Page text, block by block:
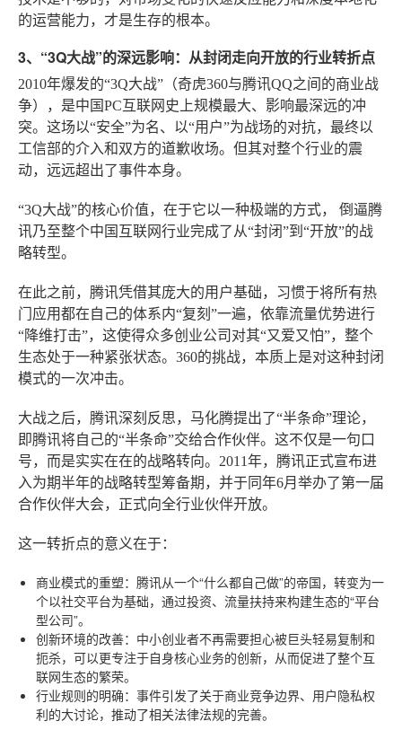
的运营能力，才是生存的根本。
3、“3Q大战”的深远影响：从封闭走向开放的行业转折点
2010年爆发的“3Q大战”（奇虎360与腾讯QQ之间的商业战
争），是中国PC互联网史上规模最大、影响最深远的冲
突。这场以“安全”为名、以“用户”为战场的对抗，最终以
工信部的介入和双方的道歉收场。但其对整个行业的震
动，远远超出了事件本身。
“3Q大战”的核心价值，在于它以一种极端的方式， 倒逼腾
讯乃至整个中国互联网行业完成了从“封闭”到“开放”的战
略转型。
在此之前，腾讯凭借其庞大的用户基础，习惯于将所有热
门应用都在自己的体系内“复刻”一遍，依靠流量优势进行
“降维打击”，这使得众多创业公司对其“又爱又怕”，整个
生态处于一种紧张状态。360的挑战，本质上是对这种封闭
模式的一次冲击。
大战之后，腾讯深刻反思，马化腾提出了“半条命”理论，
即腾讯将自己的“半条命”交给合作伙伴。这不仅是一句口
号，而是实实在在的战略转向。2011年，腾讯正式宣布进
入为期半年的战略转型筹备期，并于同年6月举办了第一届
合作伙伴大会，正式向全行业伙伴开放。
这一转折点的意义在于：
商业模式的重塑：腾讯从一个“什么都自己做”的帝国，转变为一
个以社交平台为基础，通过投资、流量扶持来构建生态的“平台
型公司”。
创新环境的改善：中小创业者不再需要担心被巨头轻易复制和
扼杀，可以更专注于自身核心业务的创新，从而促进了整个互
联网生态的繁荣。
行业规则的明确：事件引发了关于商业竞争边界、用户隐私权
利的大讨论，推动了相关法律法规的完善。